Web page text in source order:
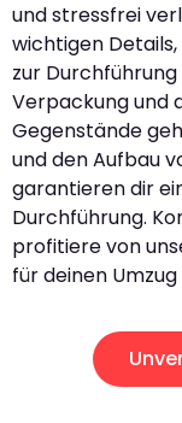
und stressfrei
wichtigen
zur
Verpackung und
Gegenstände
und den Aufbau
garantieren dir
Durchführung.
profitiere von
für deinen